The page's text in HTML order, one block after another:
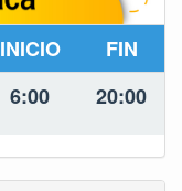
INICIO FIN
6:00 20:00